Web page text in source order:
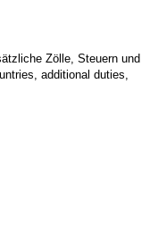
Zölle, Steuern und
additional duties,